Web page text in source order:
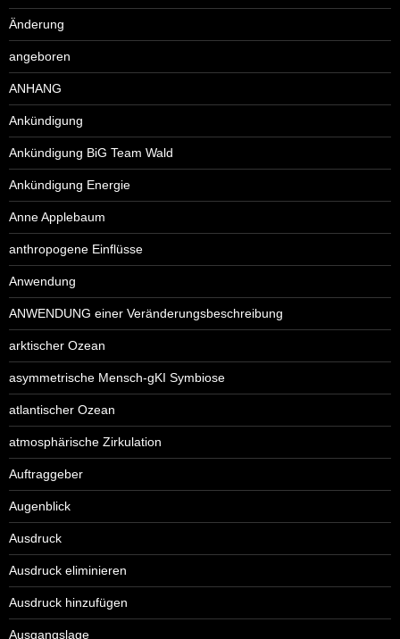
Änderung
angeboren
ANHANG
Ankündigung
Ankündigung BiG Team Wald
Ankündigung Energie
Anne Applebaum
anthropogene Einflüsse
Anwendung
ANWENDUNG einer Veränderungsbeschreibung
arktischer Ozean
asymmetrische Mensch-gKI Symbiose
atlantischer Ozean
atmosphärische Zirkulation
Auftraggeber
Augenblick
Ausdruck
Ausdruck eliminieren
Ausdruck hinzufügen
Ausgangslage